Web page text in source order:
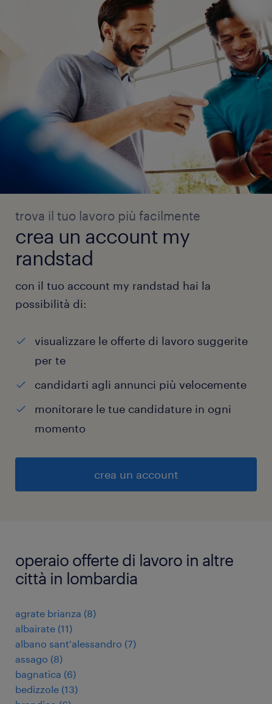
trova il tuo lavoro più facilmente
crea un account my
randstad
con il tuo account my randstad hai la
possibilità di:
visualizzare le offerte di lavoro suggerite
per te
candidarti agli annunci più velocemente
monitorare le tue candidature in ogni
momento
crea un account
operaio offerte di lavoro in altre
città in lombardia
agrate brianza (8)
albairate (11)
albano sant'alessandro (7)
assago (8)
bagnatica (6)
bedizzole (13)